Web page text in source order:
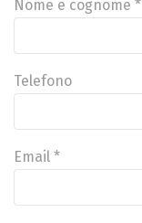
Nome e cognome *
Telefono
Email *